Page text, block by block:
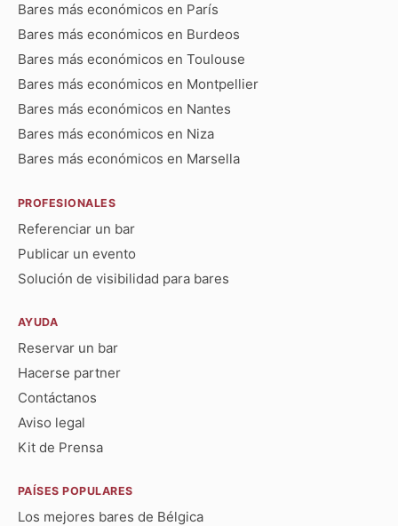
Bares más económicos en París
Bares más económicos en Burdeos
Bares más económicos en Toulouse
Bares más económicos en Montpellier
Bares más económicos en Nantes
Bares más económicos en Niza
Bares más económicos en Marsella
PROFESIONALES
Referenciar un bar
Publicar un evento
Solución de visibilidad para bares
AYUDA
Reservar un bar
Hacerse partner
Contáctanos
Aviso legal
Kit de Prensa
PAÍSES POPULARES
Los mejores bares de Bélgica